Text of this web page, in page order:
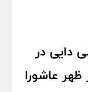
دایی در
ظهر عاشورا